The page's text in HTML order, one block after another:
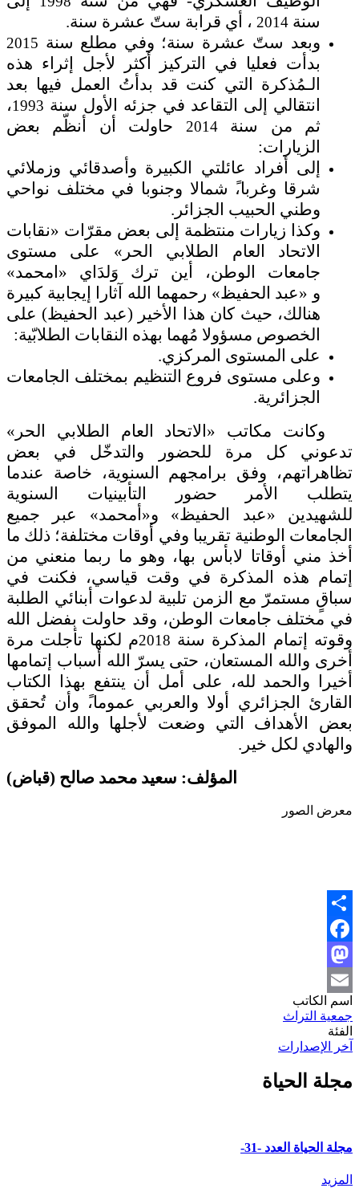
سنة 2014 ، أي قرابة ستّ عشرة سنة.
وبعد ستّ عشرة سنة؛ وفي مطلع سنة 2015
بدأت فعليا في التركيز أكثر لأجل إثراء هذه
الـمُذكرة التي كنت قد بدأتُ العمل فيها بعد
انتقالي إلى التقاعد في جزئه الأول سنة 1993،
ثم من سنة2014
حاولت أن أنظّم بعض
الزيارات:
إلى أفراد عائلتي الكبيرة وأصدقائي وزملائي
شرقا وغربا،ً شمالا وجنوبا في مختلف نواحي
وطني الحبيب الجزائر .
وكذا زيارات منتظمة إلى بعض مقرّات »نقابات
الاتحاد العام الطلابي الحر «
على مستوى
جامعات الوطن، أين ترك وَلدَاي » امحمد«
و »عبد الحفيظ« رحمهما الله آثارا إيجابية كبيرة
هنالك، حيث كان هذا الأخير )عبد الحفيظ( على
الخصوص مسؤولا مُهما بهذه النقابات الطلابّية:
على المستوى المركزي.
وعلى مستوى فروع التنظيم بمختلف الجامعات
الجزائرية.
وكانت مكاتب » الاتحاد العام الطلابي الحر «
تدعوني كل مرة للحضور والتدخّل في بعض
تظاهراتهم، وفق برامجهم السنوية، خاصة عندما
يتطلب الأمر حضور التأبينيات السنوية
للشهيدين »عبد الحفيظ« و» أمحمد«
عبر جميع
الجامعات الوطنية تقريبا وفي أوقات مختلفة؛ ذلك ما
أخذ مني أوقاتا لابأس بها، وهو ما ربما منعني من
إتمام هذه المذكرة في وقت قياسي، فكنت في
سباقٍ مستمرّ مع الزمن تلبية لدعوات أبنائي الطلبة
في مختلف جامعات الوطن، وقد حاولت بفضل الله
وقوته إتمام المذكرة سنة 2018م لكنها تأجلت مرة
أخرى والله المستعان، حتى يسرّ الله أسباب إتمامها
أخيرا والحمد لله، على أمل أن ينتفع بهذا الكتاب
القارئ الجزائري أولا والعربي عموما،ً وأن تُحقق
بعض الأهداف التي وضعت لأجلها والله الموفق
والهادي لكل خير .
المؤلف: سعيد محمد صالح (قباض)
معرض الصور
Share
Facebook
Mastodon
Email
اسم الكاتب
جمعية التراث
الفئة
آخر الإصدارات
مجلة الحياة
مجلة الحياة العدد -31-
المزيد